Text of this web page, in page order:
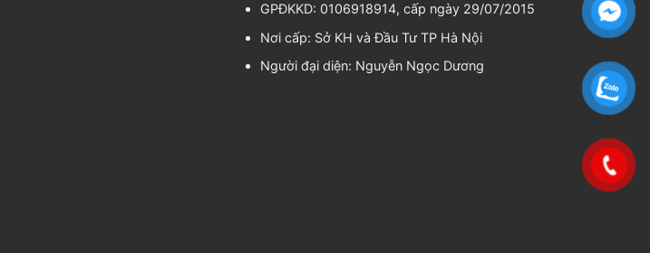
GPĐKKD: 0106918914, cấp ngày 29/07/2015
Nơi cấp: Sở KH và Đầu Tư TP Hà Nội
Người đại diện: Nguyễn Ngọc Dương